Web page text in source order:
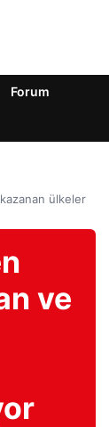
Forum
ülkeler
ve